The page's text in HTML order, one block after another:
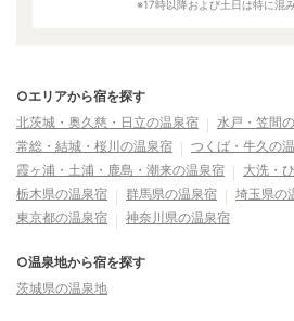
※17時以降および土日は特に混み
○エリアから宿を探す
北茨城・奥久慈・日立の温泉宿
水戸・笠間
常総・結城・桜川の温泉宿
つくば・牛久の
霞ヶ浦・土浦・鹿島・潮来の温泉宿
大洗・
栃木県の温泉宿
群馬県の温泉宿 埼玉県の
東京都の温泉宿
神奈川県の温泉宿
○温泉地から宿を探す
茨城県の温泉地